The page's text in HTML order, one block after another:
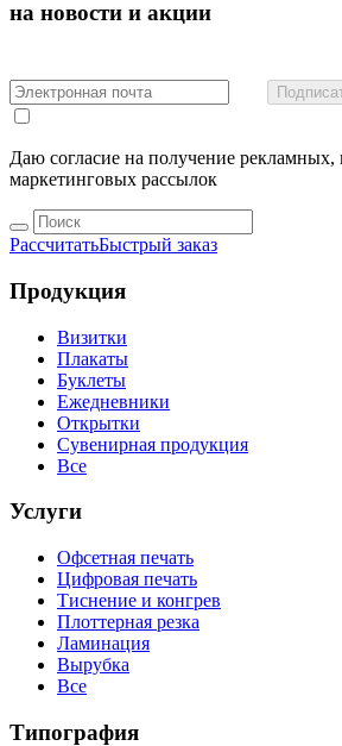
на новости и акции
Даю согласие на получение
маркетинговых рассылок
РассчитатьБыстрый заказ
Продукция
Визитки
Плакаты
Буклеты
Ежедневники
Открытки
Сувенирная продукция
Все
Услуги
Офсетная печать
Цифровая печать
Тиснение и конгрев
Плоттерная резка
Ламинация
Вырубка
Все
Типография